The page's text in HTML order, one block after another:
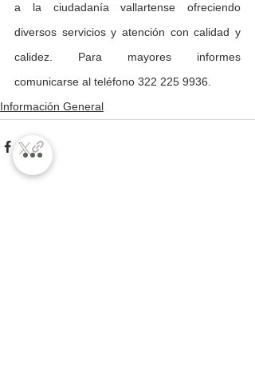
a la ciudadanía vallartense ofreciendo
diversos servicios y atención con calidad y
calidez. Para mayores informes
comunicarse al teléfono 322 225 9936.
Información General